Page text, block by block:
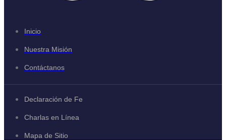
Inicio
Nuestra Misión
Contáctanos
Declaración de Fe
Charlas en Línea
Mapa de Sitio